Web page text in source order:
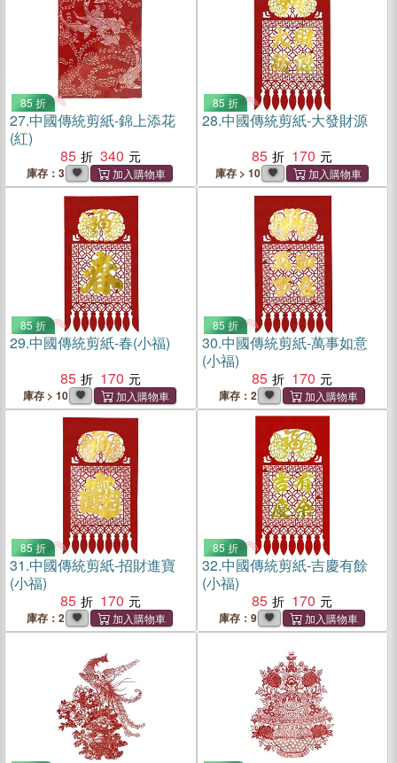
85 折
27.中國傳統剪紙-錦上添花
(紅)
85
340
庫存：3
85 折
28.中國傳統剪紙-大發財源
85
170
庫存 > 10
85 折
29.中國傳統剪紙-春(小福)
85
170
庫存 > 10
85 折
30.中國傳統剪紙-萬事如意
(小福)
85
170
庫存：2
85 折
31.中國傳統剪紙-招財進寶
(小福)
85
170
庫存：2
85 折
32.中國傳統剪紙-吉慶有餘
(小福)
85
170
庫存：9